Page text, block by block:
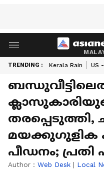
TRENDING : Kerala Rain US
തരപ്പെടുത്തി,
മയക്കുഗുളിക
പീഡനം; പ്രതി
Author : Web Desk | Local